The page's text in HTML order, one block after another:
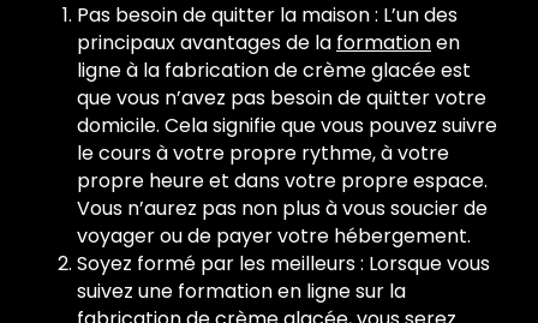
Pas besoin de quitter la maison : L’un des
principaux avantages de la formationen
ligne à la fabrication de crème glacée est
que vous n’avez pas besoin de quitter votre
domicile. Cela signifie que vous pouvez suivre
le cours à votre propre rythme, à votre
propre heure et dans votre propre espace.
Vous n’aurez pas non plus à vous soucier de
voyager ou de payer votre hébergement.
Soyez formé par les meilleurs : Lorsque vous
suivez une formation en ligne sur la